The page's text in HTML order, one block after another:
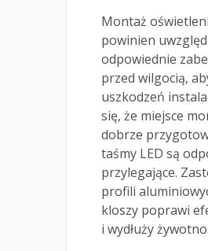
Montaż
powinien
odpowiednie
przed wilgocią,
uszkodzeń
się, że miejsce
dobrze
taśmy LED są
przylegające.
profili
kloszy poprawi
i wydłuży